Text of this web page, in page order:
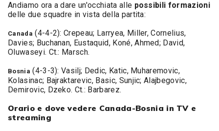
Andiamo ora a dare un'occhiata alle possibili formazioni
delle due squadre in vista della partita:
Canada (4-4-2): Crepeau; Larryea, Miller, Cornelius,
Davies; Buchanan, Eustaquid, Koné, Ahmed; David,
Oluwaseyi. Ct.: Marsch.
Bosnia (4-3-3): Vasilj; Dedic, Katic, Muharemovic,
Kolasinac; Bajraktarevic, Basic, Sunjic; Alajbegovic,
Demirovic, Dzeko. Ct.: Barbarez.
Orario e dove vedere Canada-Bosnia in TV e
streaming